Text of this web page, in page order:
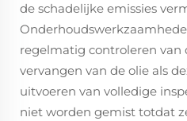
de schadelijke emissies
regelmatig controleren van
vervangen van de olie als
uitvoeren van volledige
niet worden gemist totdat